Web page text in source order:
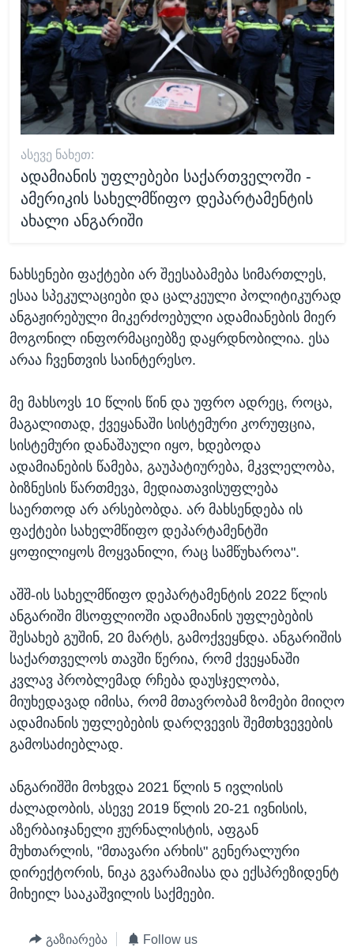
ᲐᲡᲔᲕᲔ ᲜᲐᲮᲔᲗ:
ადამიანის უფლებები საქართველოში -
ამერიკის სახელმწიფო დეპარტამენტის
ახალი ანგარიში
ნახსენები ფაქტები არ შეესაბამება სიმართლეს,
ესაა სპეკულაციები და ცალკეული პოლიტიკურად
ანგაჟირებული მიკერძოებული ადამიანების მიერ
მოგონილ ინფორმაციებზე დაყრდნობილია. ესა
არაა ჩვენთვის საინტერესო.
მე მახსოვს 10 წლის წინ და უფრო ადრეც, როცა,
მაგალითად, ქვეყანაში სისტემური კორუფცია,
სისტემური დანაშაული იყო, ხდებოდა
ადამიანების წამება, გაუპატიურება, მკვლელობა,
ბიზნესის წართმევა, მედიათავისუფლება
საერთოდ არ არსებობდა. არ მახსენდება ის
ფაქტები სახელმწიფო დეპარტამენტში
ყოფილიყოს მოყვანილი, რაც სამწუხაროა".
აშშ-ის სახელმწიფო დეპარტამენტის 2022 წლის
ანგარიში მსოფლიოში ადამიანის უფლებების
შესახებ გუშინ, 20 მარტს, გამოქვეყნდა. ანგარიშის
საქართველოს თავში წერია, რომ ქვეყანაში
კვლავ პრობლემად რჩება დაუსჯელობა,
მიუხედავად იმისა, რომ მთავრობამ ზომები მიიღო
ადამიანის უფლებების დარღვევის შემთხვევების
გამოსაძიებლად.
ანგარიშში მოხვდა 2021 წლის 5 ივლისის
ძალადობის, ასევე 2019 წლის 20-21 ივნისის,
აზერბაიჯანელი ჟურნალისტის, აფგან
მუხთარლის, "მთავარი არხის" გენერალური
დირექტორის, ნიკა გვარამიასა და ექსპრეზიდენტ
მიხეილ სააკაშვილის საქმეები.
გაზიარება Follow us